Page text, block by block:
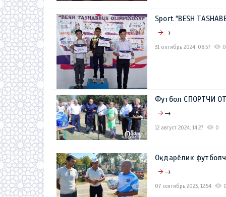
Sport "BESH
→
31 октябрь 2024, 08:57 0
Футбол СПОРТЧИ
→
12 август 2024, 14:27 0
Оқдарёлик
→
07 сентябрь 2023, 12:54